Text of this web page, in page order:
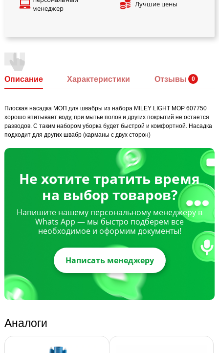
менеджер
Лучшие цены
Описание Характеристики Отзывы
Плоская насадка МОП для швабры из набора MILEY LIGHT MOP 607750
хорошо впитывает воду, при мытье полов и других покрытий не остается
разводов. С таким набором уборка будет быстрой и комфортной. Насадка
подходит для других швабр (карманы с двух сторон)
Не хотите тратить время
на выбор товаров?
Напишите нашему персональному менеджеру в
Whats App — мы быстро подберем все
необходимое и оформим документы!
Написать менеджеру
Аналоги